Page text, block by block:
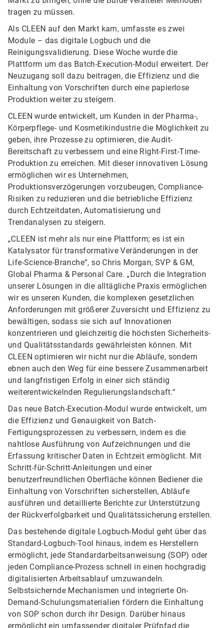
tragen zu müssen.
Als CLEEN auf den Markt kam, umfasste es zwei
Module – das digitale Logbuch und die
Reinigungsvalidierung. Diese Woche wurde die
Plattform um das Batch-Execution-Modul erweitert. Der
Neuzugang soll dazu beitragen, die Effizienz und die
Einhaltung von Vorschriften durch eine papierlose
Produktion weiter zu steigern.
CLEEN wurde entwickelt, um Kunden in der Pharma-,
Körperpflege- und Kosmetikindustrie die Möglichkeit zu
geben, ihre Prozesse zu optimieren, die Audit-
Bereitschaft zu verbessern und eine Right-First-Time-
Produktion zu erreichen. Mit dieser innovativen Lösung
ermöglichen wir es Unternehmen,
Produktionsverzögerungen vorzubeugen, Compliance-
Risiken zu reduzieren und die betriebliche Effizienz
durch Echtzeitdaten, Automatisierung und
Trendanalysen zu steigern.
„CLEEN ist mehr als nur eine Plattform; es ist ein
Katalysator für transformative Veränderungen in der
Life-Science-Branche“, so Chris Morgan, SVP & GM,
Global Pharma & Personal Care. „Durch die Integration
unserer Lösungen in die alltägliche Praxis ermöglichen
wir es unseren Kunden, die komplexen gesetzlichen
Anforderungen mit größerer Zuversicht und Effizienz zu
bewältigen, sodass sie sich auf Innovationen
konzentrieren und gleichzeitig die höchsten Sicherheits-
und Qualitätsstandards gewährleisten können. Mit
CLEEN optimieren wir nicht nur die Abläufe, sondern
ebnen auch den Weg für eine bessere Zusammenarbeit
und langfristigen Erfolg in einer sich ständig
weiterentwickelnden Regulierungslandschaft.“
Das neue Batch-Execution-Modul wurde entwickelt, um
die Effizienz und Genauigkeit von Batch-
Fertigungsprozessen zu verbessern, indem es die
nahtlose Ausführung von Aufzeichnungen und die
Erfassung kritischer Daten in Echtzeit ermöglicht. Mit
Schritt-für-Schritt-Anleitungen und einer
benutzerfreundlichen Oberfläche können Bediener die
Einhaltung von Vorschriften sicherstellen, Abläufe
ausführen und detaillierte Berichte zur Unterstützung
der Rückverfolgbarkeit und Qualitätssicherung erstellen.
Das bestehende digitale Logbuch-Modul geht über das
Standard-Logbuch-Tool hinaus, indem es Herstellern
ermöglicht, jede Standardarbeitsanweisung (SOP) oder
jeden Compliance-Prozess schnell in einen hochgradig
digitalisierten Arbeitsablauf umzuwandeln.
Selbstsichernde Mechanismen und integrierte On-
Demand-Schulungsmaterialien fördern die Einhaltung
von SOP schon durch ihr Design. Darüber hinaus
ermöglicht ein umfassender digitaler Prüfpfad die